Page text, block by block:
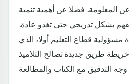
المعلومة. فضلا عن أهمية تنمية
بشكل تدريجي حتى تغدو عادة.
مسؤولية قطاع التعليم أولا، الذي
طريق جديدة تصالح التلاميذ